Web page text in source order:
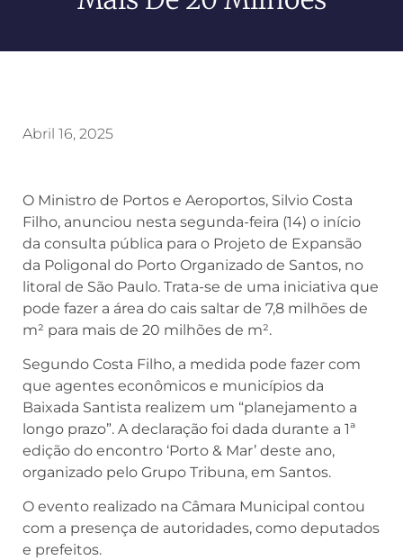
Abril 16, 2025
O Ministro de Portos e Aeroportos, Silvio Costa
Filho, anunciou nesta segunda-feira (14) o início
da consulta pública para o Projeto de Expansão
da Poligonal do Porto Organizado de Santos, no
litoral de São Paulo. Trata-se de uma iniciativa que
pode fazer a área do cais saltar de 7,8 milhões de
m² para mais de 20 milhões de m².
Segundo Costa Filho, a medida pode fazer com
que agentes econômicos e municípios da
Baixada Santista realizem um “planejamento a
longo prazo”. A declaração foi dada durante a 1ª
edição do encontro ‘Porto & Mar’ deste ano,
organizado pelo Grupo Tribuna, em Santos.
O evento realizado na Câmara Municipal contou
com a presença de autoridades, como deputados
e prefeitos.